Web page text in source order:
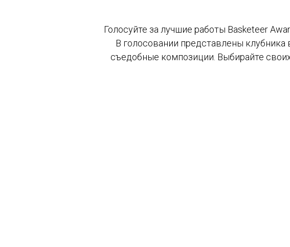
Голосуйте за лучшие работы Basketeer
В голосовании представлены
съедобные композиции. Выбирайте